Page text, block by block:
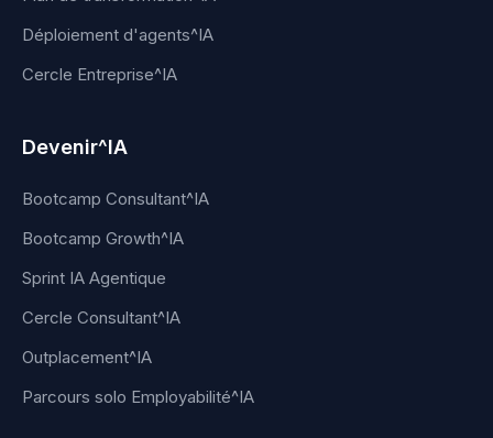
Déploiement d'agents^IA
Cercle Entreprise^IA
Devenir^IA
Bootcamp Consultant^IA
Bootcamp Growth^IA
Sprint IA Agentique
Cercle Consultant^IA
Outplacement^IA
Parcours solo Employabilité^IA